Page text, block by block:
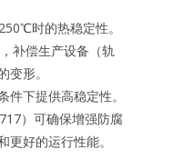
时的热稳定性。
补偿生产设备（轨
形。
下提供高稳定性。
）可确保增强防腐
好的运行性能。